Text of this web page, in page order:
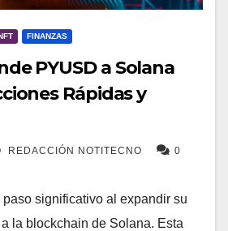
FINANZAS
PYUSD a Solana
Rápidas y
REDACCIÓN NOTITECNO 0
significativo al expandir su
la blockchain de Solana. Esta